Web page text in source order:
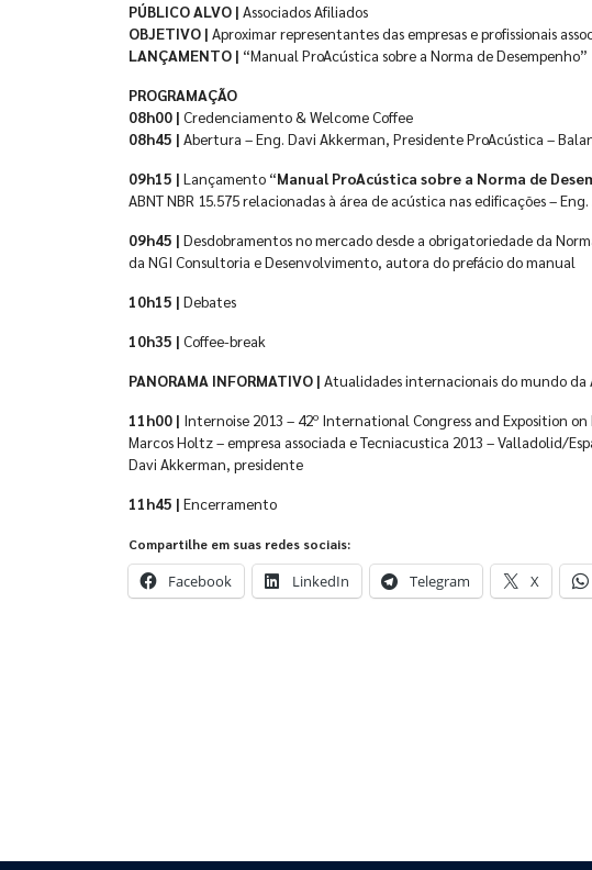
PÚBLICO ALVO | Associados Afiliados
OBJETIVO | Aproximar representantes das empresas e profissionais
LANÇAMENTO | “Manual ProAcústica sobre a Norma de Desempenho”
PROGRAMAÇÃO
08h00 | Credenciamento & Welcome Coffee
08h45 | Abertura – Eng. Davi Akkerman, Presidente ProAcústica –
09h15 | Lançamento “Manual ProAcústica sobre a Norma de
ABNT NBR 15.575 relacionadas à área de acústica nas edificações –
09h45 | Desdobramentos no mercado desde a obrigatoriedade da
da NGI Consultoria e Desenvolvimento, autora do prefácio do manual
10h15 | Debates
10h35 | Coffee-break
PANORAMA INFORMATIVO | Atualidades internacionais do mundo da
11h00 | Internoise 2013 – 42º International Congress and Exposition
Marcos Holtz – empresa associada e Tecniacustica 2013 – Valladolid/
Davi Akkerman, presidente
11h45 | Encerramento
Compartilhe em suas redes sociais:
Facebook LinkedIn Telegram X